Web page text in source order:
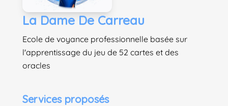
La Dame De Carreau
Ecole de voyance professionnelle basée sur
l'apprentissage du jeu de 52 cartes et des
oracles
Services proposés